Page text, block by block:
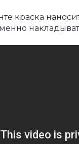
краска